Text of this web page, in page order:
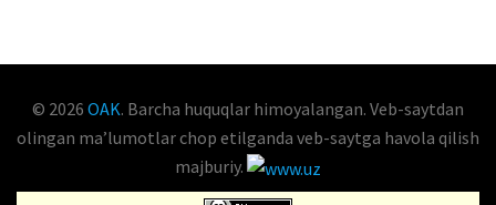
© 2026 OAK. Barcha huquqlar himoyalangan. Veb-saytdan
olingan maʼlumotlar chop etilganda veb-saytga havola qilish
majburiy.